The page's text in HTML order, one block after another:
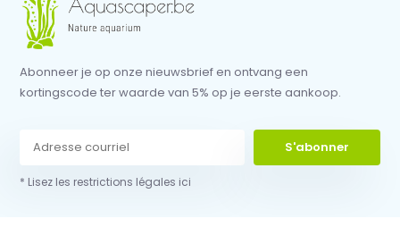
Abonneer je op onze nieuwsbrief en ontvang een
kortingscode ter waarde van 5% op je eerste aankoop.
S'abonner
* Lisez les restrictions légales ici